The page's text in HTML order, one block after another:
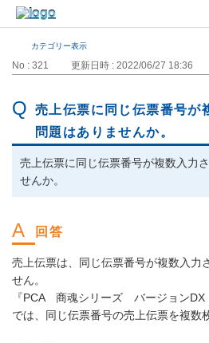
カテゴリー表示
No : 321 更新日時 : 2022/06/27 18:36
売上伝票に同じ伝票番号が
問題はありませんか。
売上伝票に同じ伝票番号が複数入力
せんか。
売上伝票は、同じ伝票番号が複数入力
せん。
『PCA 商魂シリーズ バージョンDX
では、同じ伝票番号の売上伝票を複数